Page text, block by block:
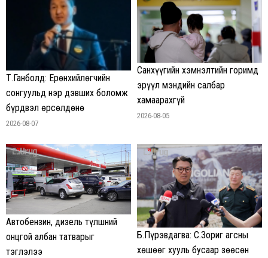
Т.Ганболд: Ерөнхийлөгчийн
сонгуульд нэр дэвших боломж
бүрдвэл өрсөлдөнө
2026-08-07
Санхүүгийн хэмнэлтийн горимд
эрүүл мэндийн салбар
хамаарахгүй
2026-08-05
Автобензин, дизель түлшний
онцгой албан татварыг
тэглэлээ
Б.Пүрэвдагва: С.Зориг агсны
хөшөөг хууль бусаар зөөсөн